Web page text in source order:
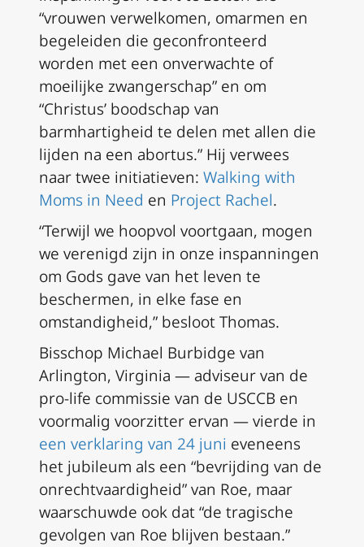
“vrouwen verwelkomen, omarmen en
begeleiden die geconfronteerd
worden met een onverwachte of
moeilijke zwangerschap” en om
“Christus’ boodschap van
barmhartigheid te delen met allen die
lijden na een abortus.” Hij verwees
naar twee initiatieven: Walking with
Moms in Need en Project Rachel.
“Terwijl we hoopvol voortgaan, mogen
we verenigd zijn in onze inspanningen
om Gods gave van het leven te
beschermen, in elke fase en
omstandigheid,” besloot Thomas.
Bisschop Michael Burbidge van
Arlington, Virginia — adviseur van de
pro-life commissie van de USCCB en
voormalig voorzitter ervan — vierde in
een verklaring van 24 juni eveneens
het jubileum als een “bevrijding van de
onrechtvaardigheid” van Roe, maar
waarschuwde ook dat “de tragische
gevolgen van Roe blijven bestaan.”